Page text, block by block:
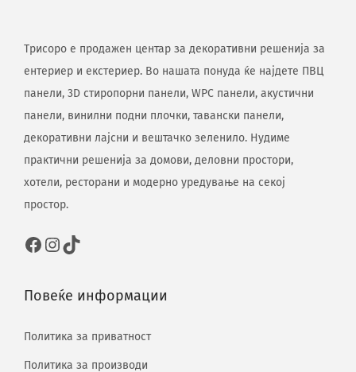
Трисоро е продажен центар за декоративни решенија за
ентериер и екстериер. Во нашата понуда ќе најдете ПВЦ
панели, 3D стиропорни панели, WPC панели, акустични
панели, винилни подни плочки, тавански панели,
декоративни лајсни и вештачко зеленило. Нудиме
практични решенија за домови, деловни простори,
хотели, ресторани и модерно уредување на секој
простор.
Повеќе информации
Политика за приватност
Политика за производи